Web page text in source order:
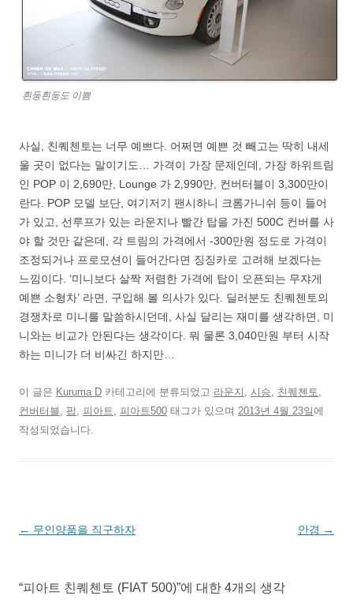
흰둥흰둥도 이쁨
사실, 친퀘첸토는 너무 예쁘다. 어쩌면 예쁜 것 빼고는 딱히 내세
울 곳이 없다는 말이기도… 가격이 가장 문제인데, 가장 하위트림
인 POP 이 2,690만, Lounge 가 2,990만, 컨버터블이 3,300만이
란다. POP 모델 보단, 여기저기 팬시하니 크롬가니쉬 등이 들어
가 있고, 선루프가 있는 라운지나 빨간 탑을 가진 500C 컨버를 사
야 할 것만 같은데, 각 트림의 가격에서 -300만원 정도로 가격이
조정되거나 프로모션이 들어간다면 징징카로 고려해 보겠다는
느낌이다. ‘미니보다 살짝 저렴한 가격에 탑이 오픈되는 무쟈게
예쁜 소형차’ 라면, 구입해 볼 의사가 있다. 딜러분도 친퀘첸토의
경쟁차로 미니를 말씀하시던데, 사실 달리는 재미를 생각하면, 미
니와는 비교가 안된다는 생각이다. 뭐 물론 3,040만원 부터 시작
하는 미니가 더 비싸긴 하지만…
이 글은 Kuruma D 카테고리에 분류되었고 라운지 , 시승, 친퀘첸토,
컨버터블, 팝, 피아트, 피아트500 태그가 있으며 2013년 4월 23일에
작성되었습니다.
글
← 무인양품을 직구하자 안경 →
“피아트 친퀘첸토 (FIAT 500)”에 대한 4개의 생각